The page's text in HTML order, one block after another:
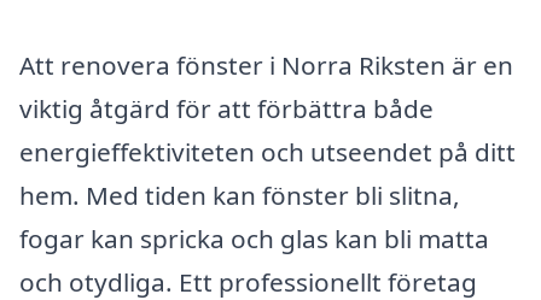
Att renovera fönster i Norra Riksten är en
viktig åtgärd för att förbättra både
energieffektiviteten och utseendet på ditt
hem. Med tiden kan fönster bli slitna,
fogar kan spricka och glas kan bli matta
och otydliga. Ett professionellt företag